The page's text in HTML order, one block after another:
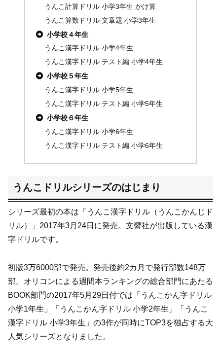
うんこ計算ドリル 小学3年生 かけ算
うんこ算数ドリル 文章題 小学3年生
小学校４年生
うんこ漢字ドリル 小学4年生
うんこ漢字ドリル テスト編 小学4年生
小学校５年生
うんこ漢字ドリル 小学5年生
うんこ漢字ドリル テスト編 小学5年生
小学校６年生
うんこ漢字ドリル 小学6年生
うんこ漢字ドリル テスト編 小学6年生
うんこドリルシリーズのはじまり
シリーズ最初の本は「うんこ漢字ドリル（うんこかんじド
リル）」2017年3月24日に発売。文響社が出版している漢
字ドリルです。
初版3万6000部で発売。発売後約2カ月で発行部数148万
部。オリコンによる週間本ランキングの総合部門にあたる
BOOK部門の2017年5月29日付では「うんこかん字ドリル
小学1年生」「うんこかん字ドリル 小学2年生」「うんこ
漢字ドリル 小学3年生」の3作が同時にTOP3を独占する大
人気シリーズとなりました。